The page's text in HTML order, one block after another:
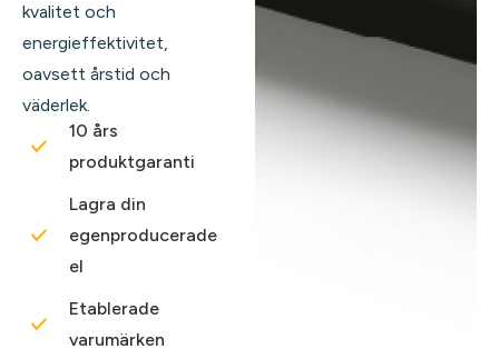
kvalitet och
energieffektivitet,
oavsett årstid och
väderlek.
10 års
produktgaranti
Lagra din
egenproducerade
el
Etablerade
varumärken